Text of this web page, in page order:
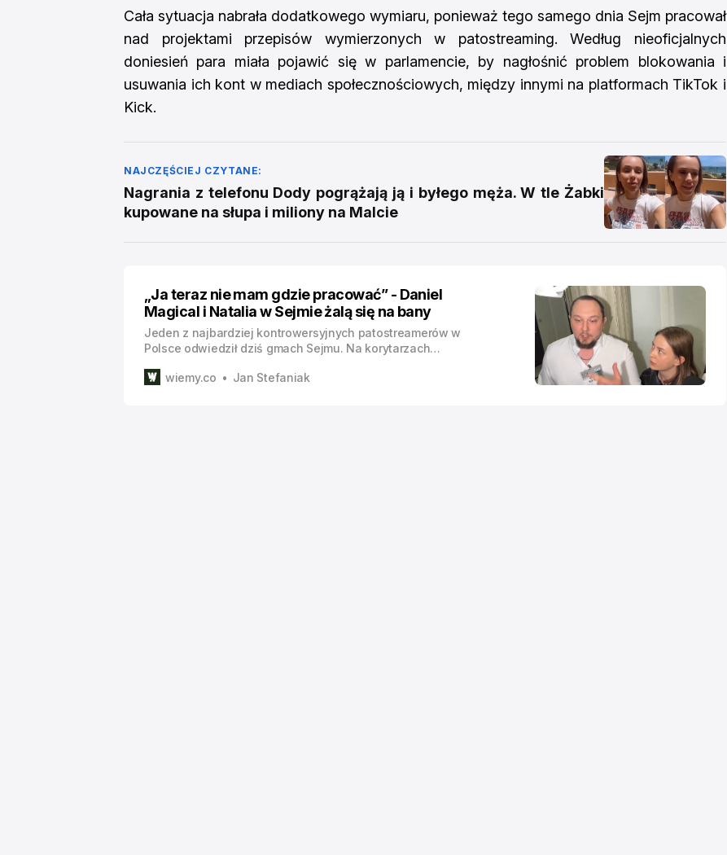
Cała sytuacja nabrała dodatkowego wymiaru, ponieważ tego samego dnia Sejm pracował
nad projektami przepisów wymierzonych w patostreaming. Według nieoficjalnych
doniesień para miała pojawić się w parlamencie, by nagłośnić problem blokowania i
usuwania ich kont w mediach społecznościowych, między innymi na platformach TikTok i
Kick.
NAJCZĘŚCIEJ CZYTANE:
Nagrania z telefonu Dody pogrążają ją i byłego męża. W tle Żabki
kupowane na słupa i miliony na Malcie
„Ja teraz nie mam gdzie pracować” - Daniel
Magical i Natalia w Sejmie żalą się na bany
Jeden z najbardziej kontrowersyjnych patostreamerów w
Polsce odwiedził dziś gmach Sejmu. Na korytarzach
Mejza zaprasza Magicala do Sejmu Daniel Magical i jego
wiemy.co Jan Stefaniak